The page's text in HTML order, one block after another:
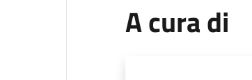
A cura di